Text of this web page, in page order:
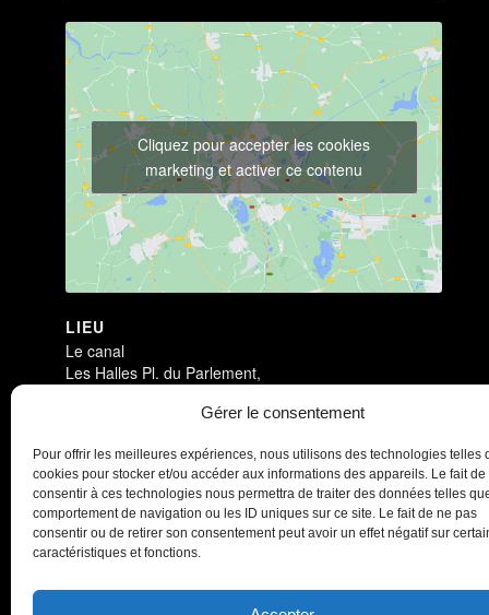
Gérer le consentement
Pour offrir les meilleures expériences, nous utilisons des technologies telles
cookies pour stocker et/ou accéder aux informations des appareils. Le fait de
consentir à ces technologies nous permettra de traiter des données telles
comportement de navigation ou les ID uniques sur ce site. Le fait de ne pas
consentir ou de retirer son consentement peut avoir un effet négatif sur
caractéristiques et fonctions.
LIEU
Le canal
Les Halles Pl. du Parlement,
Cliquez pour accepter les cookies
marketing et activer ce contenu
Antichambre Antichambre